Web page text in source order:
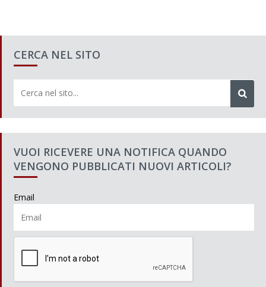
CERCA NEL SITO
VUOI RICEVERE UNA NOTIFICA QUANDO
VENGONO PUBBLICATI NUOVI ARTICOLI?
Email